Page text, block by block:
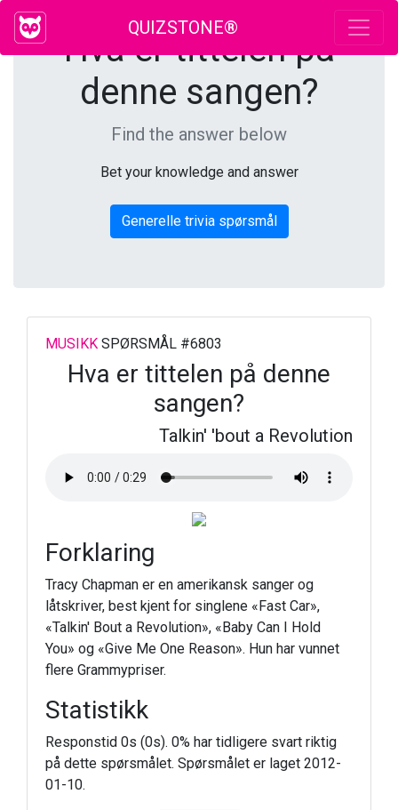
QUIZSTONE®
Hva er tittelen på
denne sangen?
Find the answer below
Bet your knowledge and answer
Generelle trivia spørsmål
MUSIKK SPØRSMÅL #6803
Hva er tittelen på denne
sangen?
Talkin' 'bout a Revolution
Forklaring
Tracy Chapman er en amerikansk sanger og
låtskriver, best kjent for singlene «Fast Car»,
«Talkin' Bout a Revolution», «Baby Can I Hold
You» og «Give Me One Reason». Hun har vunnet
flere Grammypriser.
Statistikk
Responstid 0s (0s). 0% har tidligere svart riktig
på dette spørsmålet. Spørsmålet er laget 2012-
01-10.